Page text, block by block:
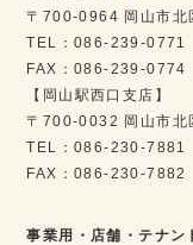
〒700-0964 岡山市北
TEL：086-239-0771
FAX：086-239-0774
【岡山駅西口支店】
〒700-0032 岡山市北
TEL：086-230-7881
FAX：086-230-7882
事業用・店舗・テナン